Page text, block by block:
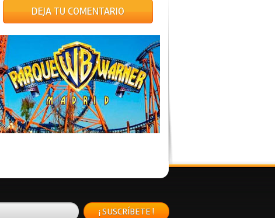
DEJA TU COMENTARIO
¡ SUSCRÍBETE !